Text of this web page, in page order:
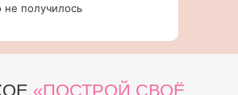
не получилось
«ПОСТРОЙ СВОЁ